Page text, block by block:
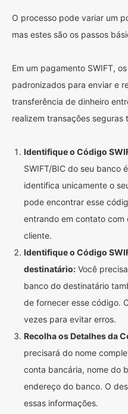
O processo pode variar um
mas estes são os passos
Em um pagamento SWIFT,
padronizados para enviar e
transferência de dinheiro
realizem transações seguras
Identifique o Código
SWIFT/BIC do seu banco
identifica unicamente o
pode encontrar esse
entrando em contato com
cliente.
Identifique o Código
destinatário: Você
banco do destinatário
de fornecer esse código.
vezes para evitar erros.
Recolha os Detalhes da
precisará do nome
conta bancária, nome do
endereço do banco. O
essas informações.